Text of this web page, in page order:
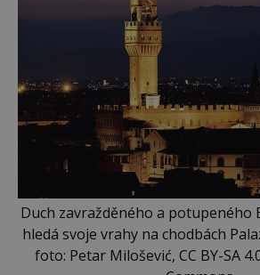
Duch zavražděného a potupeného
hledá svoje vrahy na chodbách
foto: Petar Milošević, CC BY-SA